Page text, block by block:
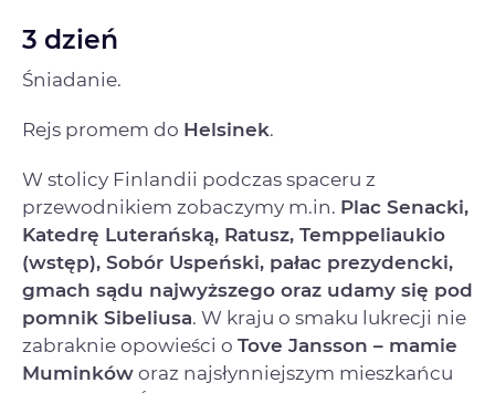
3 dzień
Śniadanie.
Rejs promem do Helsinek.
W stolicy Finlandii podczas spaceru z
przewodnikiem zobaczymy m.in. Plac Senacki,
Katedrę Luterańską, Ratusz, Temppeliaukio
(wstęp), Sobór Uspeński, pałac prezydencki,
gmach sądu najwyższego oraz udamy się pod
pomnik Sibeliusa. W kraju o smaku lukrecji nie
zabraknie opowieści o Tove Jansson – mamie
Muminków oraz najsłynniejszym mieszkańcu